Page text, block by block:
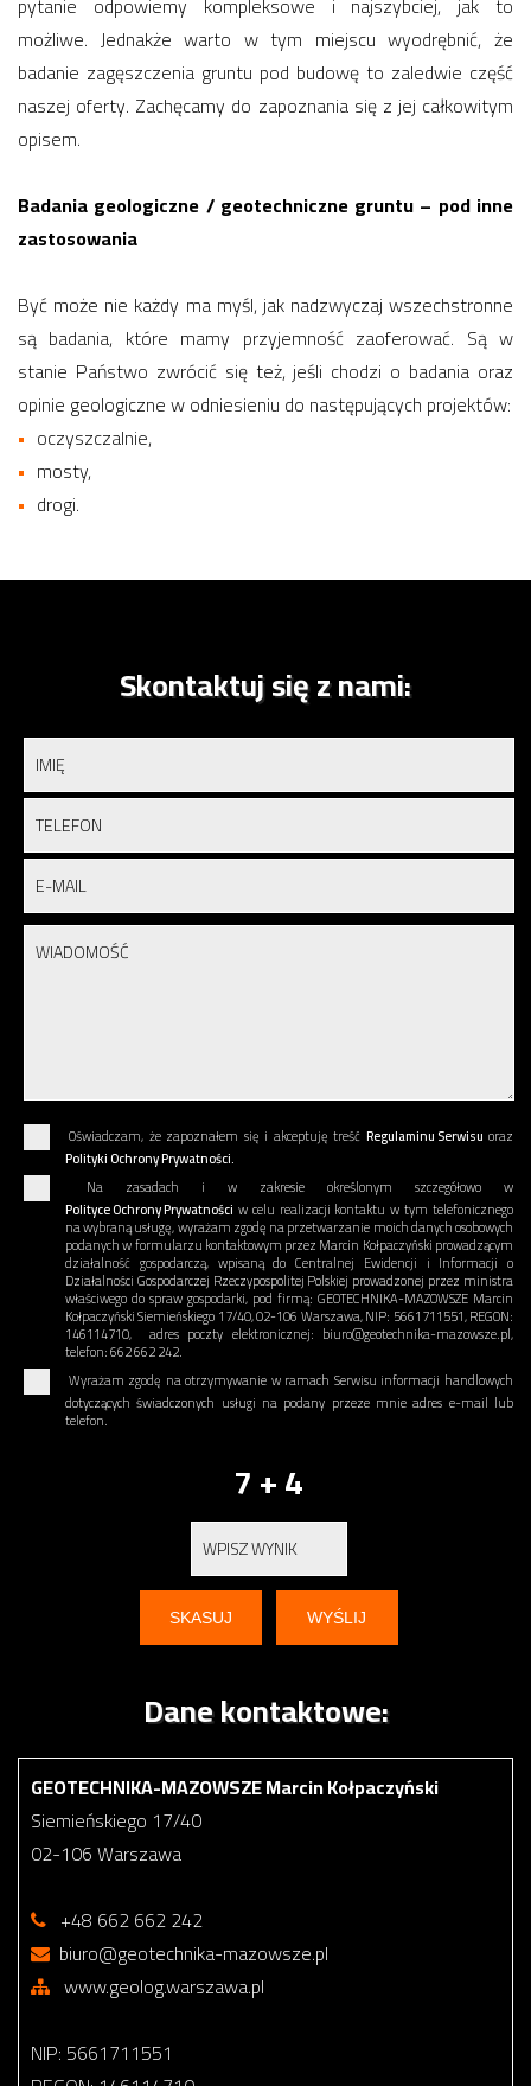
możliwe. Jednakże warto w tym miejscu wyodrębnić, że
badanie zagęszczenia gruntu pod budowę to zaledwie część
naszej oferty. Zachęcamy do zapoznania się z jej całkowitym
opisem.
Badania geologiczne / geotechniczne gruntu – pod inne
zastosowania
Być może nie każdy ma myśl, jak nadzwyczaj wszechstronne
są badania, które mamy przyjemność zaoferować. Są w
stanie Państwo zwrócić się też, jeśli chodzi o badania oraz
opinie geologiczne w odniesieniu do następujących projektów:
oczyszczalnie,
mosty,
drogi.
Skontaktuj się z nami:
Oświadczam, że zapoznałem się i akceptuję treść Regulaminu Serwisu oraz
Polityki Ochrony Prywatności.
Na zasadach i w zakresie określonym szczegółowo w
Polityce Ochrony Prywatności w celu realizacji kontaktu w tym telefonicznego
na wybraną usługę, wyrażam zgodę na przetwarzanie moich danych osobowych
podanych w formularzu kontaktowym przez Marcin Kołpaczyński prowadzącym
działalność gospodarczą, wpisaną do Centralnej Ewidencji i Informacji o
Działalności Gospodarczej Rzeczypospolitej Polskiej prowadzonej przez ministra
właściwego do spraw gospodarki, pod firmą: GEOTECHNIKA-MAZOWSZE Marcin
Kołpaczyński Siemieńskiego 17/40, 02-106 Warszawa, NIP: 5661711551, REGON:
146114710, adres poczty elektronicznej: biuro@geotechnika-mazowsze.pl,
telefon: 662 662 242.
Wyrażam zgodę na otrzymywanie w ramach Serwisu informacji handlowych
dotyczących świadczonych usługi na podany przeze mnie adres e-mail lub
telefon.
7 + 4
Dane kontaktowe:
GEOTECHNIKA-MAZOWSZE Marcin Kołpaczyński
Siemieńskiego 17/40
02-106 Warszawa
+48 662 662 242
biuro@geotechnika-mazowsze.pl
www.geolog.warszawa.pl
NIP: 5661711551